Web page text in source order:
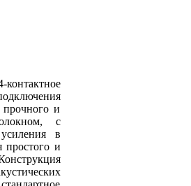
прочного и
с
в
простого и